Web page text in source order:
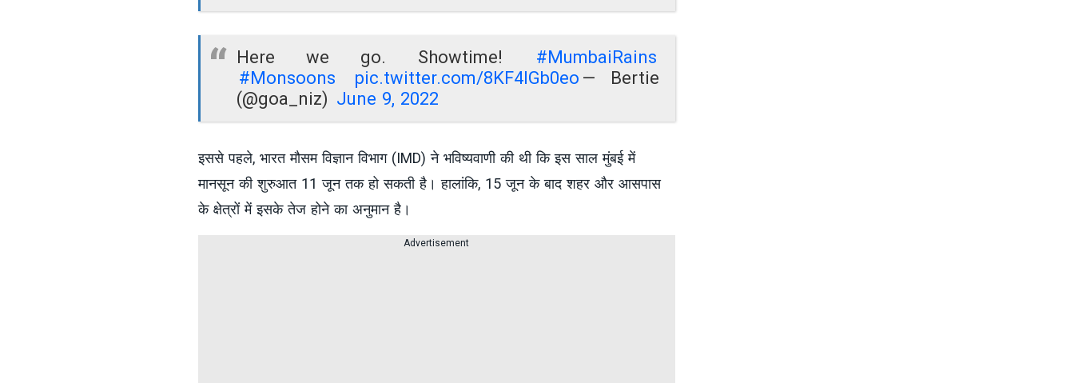
Here we go. Showtime!
#MumbaiRains
#Monsoons
pic.twitter.com/8KF4IGb0eo — Bertie
(@goa_niz) June 9, 2022
इससे पहले, भारत मौसम विज्ञान विभाग (IMD) ने भविष्यवाणी की थी कि इस साल मुंबई में
मानसून की शुरुआत 11 जून तक हो सकती है। हालांकि, 15 जून के बाद शहर और आसपास
के क्षेत्रों में इसके तेज होने का अनुमान है।
Advertisement